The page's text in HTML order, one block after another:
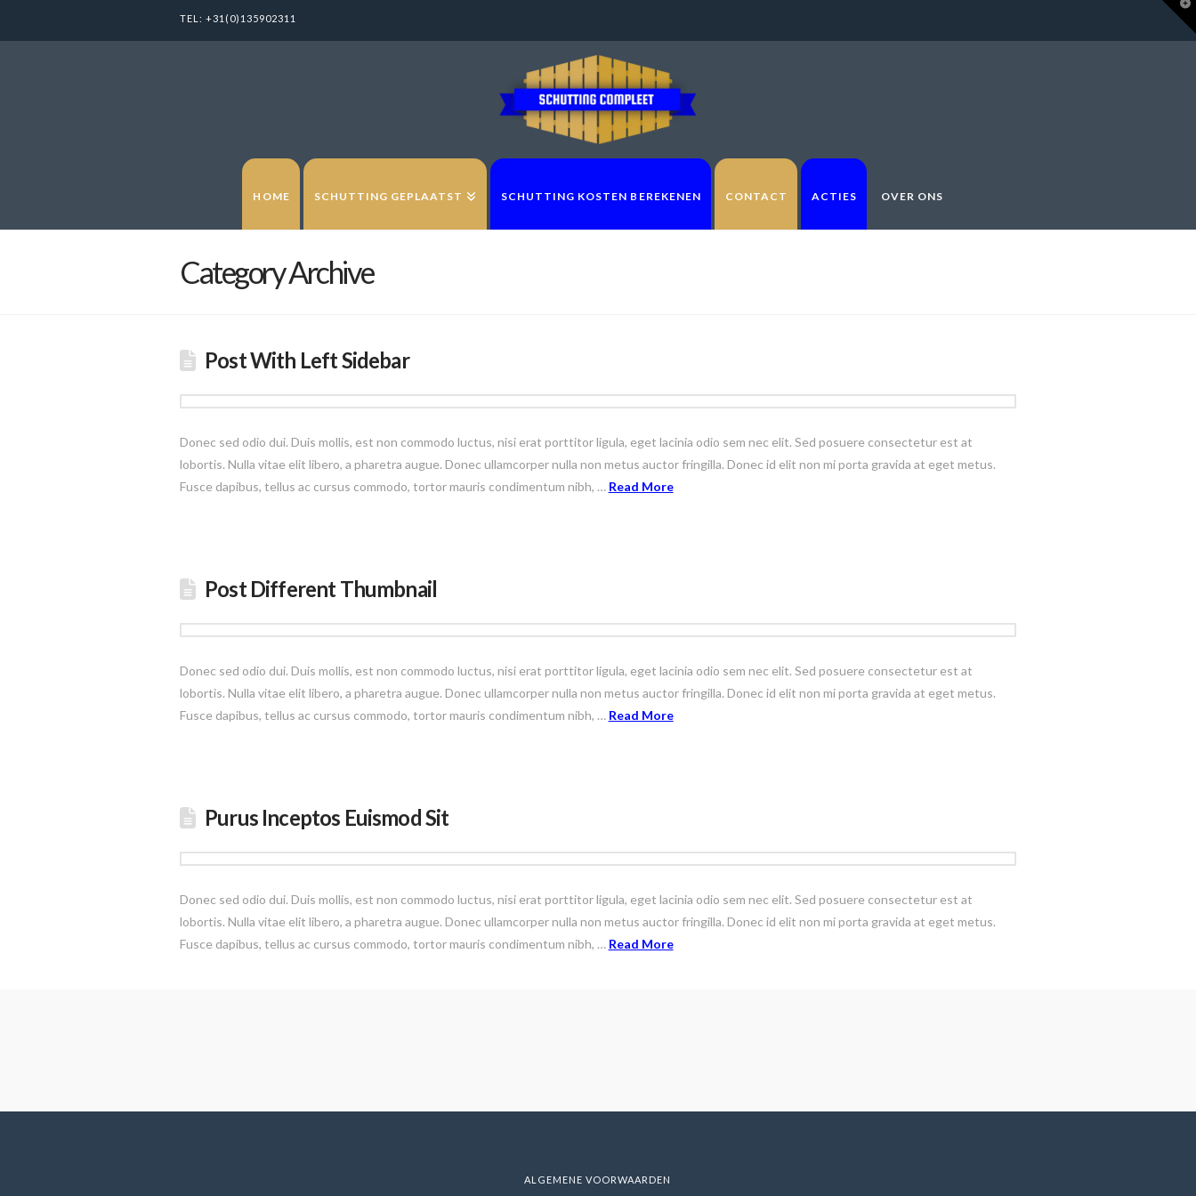
TEL: +31(0)135902311
HOME SCHUTTING GEPLAATST SCHUTTING KOSTEN BEREKENEN CONTACT ACTIES OVER ONS
Category Archive
Post With Left Sidebar
Donec sed odio dui. Duis mollis, est non commodo luctus, nisi erat porttitor ligula, eget lacinia odio sem nec elit. Sed posuere consectetur est at
lobortis. Nulla vitae elit libero, a pharetra augue. Donec ullamcorper nulla non metus auctor fringilla. Donec id elit non mi porta gravida at eget metus.
Fusce dapibus, tellus ac cursus commodo, tortor mauris condimentum nibh, … Read More
Post Different Thumbnail
Donec sed odio dui. Duis mollis, est non commodo luctus, nisi erat porttitor ligula, eget lacinia odio sem nec elit. Sed posuere consectetur est at
lobortis. Nulla vitae elit libero, a pharetra augue. Donec ullamcorper nulla non metus auctor fringilla. Donec id elit non mi porta gravida at eget metus.
Fusce dapibus, tellus ac cursus commodo, tortor mauris condimentum nibh, … Read More
Purus Inceptos Euismod Sit
Donec sed odio dui. Duis mollis, est non commodo luctus, nisi erat porttitor ligula, eget lacinia odio sem nec elit. Sed posuere consectetur est at
lobortis. Nulla vitae elit libero, a pharetra augue. Donec ullamcorper nulla non metus auctor fringilla. Donec id elit non mi porta gravida at eget metus.
Fusce dapibus, tellus ac cursus commodo, tortor mauris condimentum nibh, … Read More
ALGEMENE VOORWAARDEN